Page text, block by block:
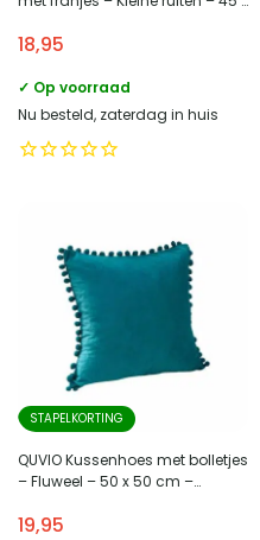
18,95
✓ Op voorraad
Nu besteld, zaterdag in huis
STAPELKORTING
QUVIO Kussenhoes met bolletjes
– Fluweel – 50 x 50 cm –
19,95